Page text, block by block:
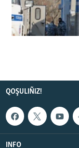
QOŞULIÑIZ!
INFO